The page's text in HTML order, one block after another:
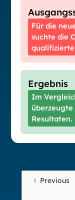
Für die
suchte die
Ergebnis
Im
Resultaten.
Previous